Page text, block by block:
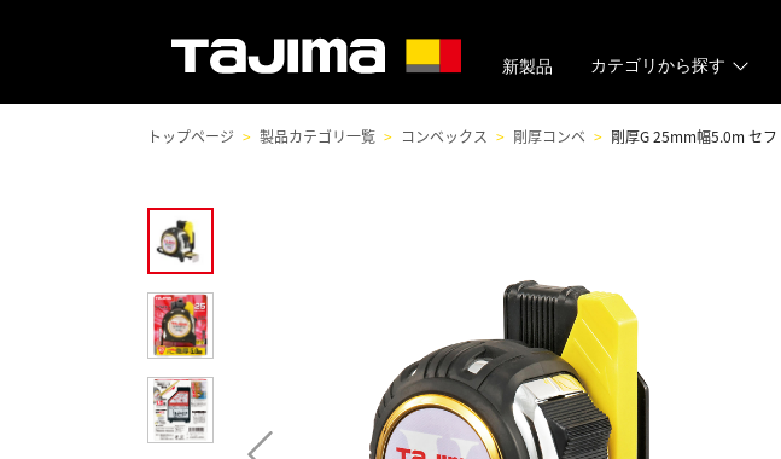
新製品 カテゴリから探す
トップページ 製品カテゴリ一覧 コンベックス 剛厚コンベ 剛厚G 25mm幅5.0m セフ